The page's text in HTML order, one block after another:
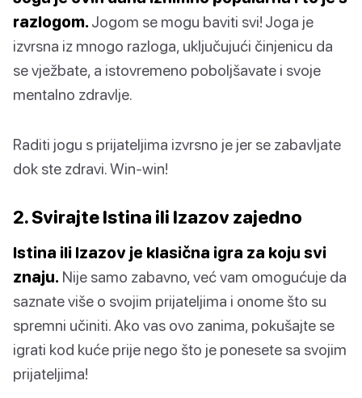
razlogom. Jogom se mogu baviti svi! Joga je
izvrsna iz mnogo razloga, uključujući činjenicu da
se vježbate, a istovremeno poboljšavate i svoje
mentalno zdravlje.
Raditi jogu s prijateljima izvrsno je jer se zabavljate
dok ste zdravi. Win-win!
2. Svirajte Istina ili Izazov zajedno
Istina ili Izazov je klasična igra za koju svi
znaju. Nije samo zabavno, već vam omogućuje da
saznate više o svojim prijateljima i onome što su
spremni učiniti. Ako vas ovo zanima, pokušajte se
igrati kod kuće prije nego što je ponesete sa svojim
prijateljima!